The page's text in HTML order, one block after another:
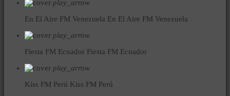
play_arrow
En El Aire FM Venezuela En El Aire FM Venezuela
play_arrow
Fiesta FM Ecuador Fiesta FM Ecuador
play_arrow
Kiss FM Perú Kiss FM Perú